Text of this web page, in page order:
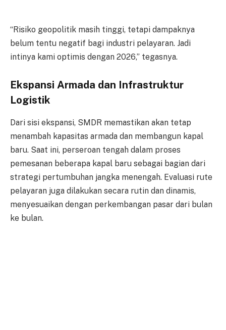
“Risiko geopolitik masih tinggi, tetapi dampaknya
belum tentu negatif bagi industri pelayaran. Jadi
intinya kami optimis dengan 2026,” tegasnya.
Ekspansi Armada dan Infrastruktur
Logistik
Dari sisi ekspansi, SMDR memastikan akan tetap
menambah kapasitas armada dan membangun kapal
baru. Saat ini, perseroan tengah dalam proses
pemesanan beberapa kapal baru sebagai bagian dari
strategi pertumbuhan jangka menengah. Evaluasi rute
pelayaran juga dilakukan secara rutin dan dinamis,
menyesuaikan dengan perkembangan pasar dari bulan
ke bulan.